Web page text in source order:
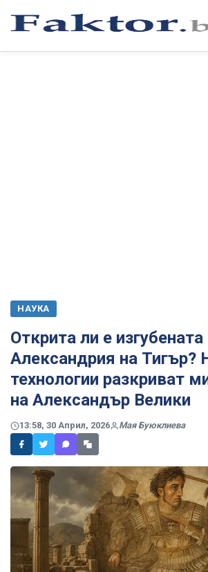
НАУКА
Открита ли е изгубената
Александрия на Тигър?
технологии разкриват
на Александър Велики
13:58, 30 Април, 2026 Мая Буюклиева